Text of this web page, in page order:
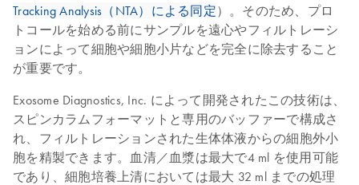
Tracking Analysis（NTA）による同定）。そのため、プロ
トコールを始める前にサンプルを遠心やフィルトレーシ
ョンによって細胞や細胞小片などを完全に除去すること
が重要です。
Exosome Diagnostics, Inc. によって開発されたこの技術は、
スピンカラムフォーマットと専用のバッファーで構成さ
れ、フィルトレーションされた生体体液からの細胞外小
胞を精製できます。血清／血漿は最大で4 ml を使用可能
であり、細胞培養上清においては最大 32 ml までの処理